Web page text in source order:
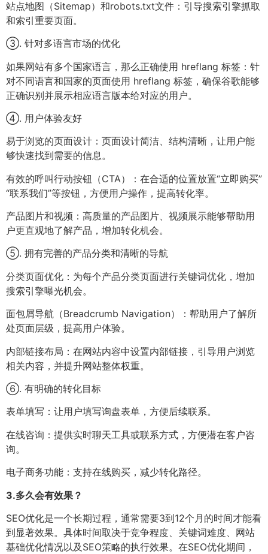
站点地图（Sitemap）和robots.txt文件：引导搜索引擎抓取
和索引重要页面。
③. 针对多语言市场的优化
如果网站有多个国家语言，那么正确使用 hreflang 标签：针
对不同语言和国家的页面使用 hreflang 标签，确保谷歌能够
正确识别并展示相应语言版本给对应的用户。
④. 用户体验友好
易于浏览的页面设计：页面设计简洁、结构清晰，让用户能
够快速找到需要的信息。
有效的呼叫行动按钮（CTA）：在合适的位置放置“立即购买”
“联系我们”等按钮，方便用户操作，提高转化率。
产品图片和视频：高质量的产品图片、视频展示能够帮助用
户更直观地了解产品，增加转化机会。
⑤. 拥有完善的产品分类和清晰的导航
分类页面优化：为每个产品分类页面进行关键词优化，增加
搜索引擎曝光机会。
面包屑导航（Breadcrumb Navigation）：帮助用户了解所
处页面层级，提高用户体验。
内部链接布局：在网站内容中设置内部链接，引导用户浏览
相关内容，并提升网站整体权重。
⑥. 有明确的转化目标
表单填写：让用户填写询盘表单，方便后续联系。
在线咨询：提供实时聊天工具或联系方式，方便潜在客户咨
询。
电子商务功能：支持在线购买，减少转化路径。
3.多久会有效果？
SEO优化是一个长期过程，通常需要3到12个月的时间才能看
到显著效果。具体时间取决于竞争程度、关键词难度、网站
基础优化情况以及SEO策略的执行效果。在SEO优化期间，